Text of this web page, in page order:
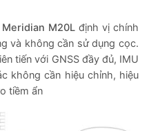
Meridian M20L định vị chính
và không cần sử dụng cọc.
tiến với GNSS đầy đủ, IMU
không cần hiệu chỉnh, hiệu
tiềm ẩn